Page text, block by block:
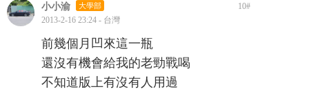
小小渝 大學部 10#
2013-2-16 23:24 - 台灣
前幾個月凹來這一瓶
還沒有機會給我的老勁戰喝
不知道版上有沒有人用過